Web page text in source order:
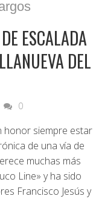
ESCALADA
DEL
0
honor siempre estar
de una vía de
muchas más
Line» y ha sido
Francisco Jesús y